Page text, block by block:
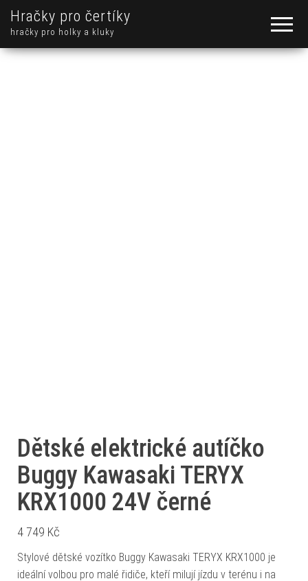
Hračky pro čertíky
hračky pro holky a kluky
Dětské elektrické autíčko
Buggy Kawasaki TERYX
KRX1000 24V černé
4 749 Kč
Stylové dětské vozítko Buggy Kawasaki TERYX KRX1000 je
ideální volbou pro malé řidiče, kteří milují jízdu v terénu i na